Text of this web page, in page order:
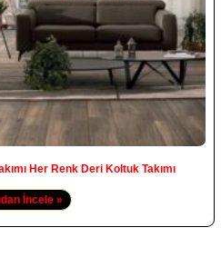
Her Renk Deri Koltuk Takımı
İncele »